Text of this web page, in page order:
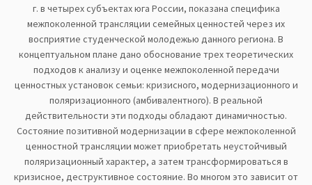
г. в четырех субъектах юга России, показана специфика
межпоколенной трансляции семейных ценностей через их
восприятие студенческой молодежью данного региона. В
концептуальном плане дано обоснование трех теоретических
подходов к анализу и оценке межпоколенной передачи
ценностных установок семьи: кризисного, модернизационного и
поляризационного (амбивалентного). В реальной
действительности эти подходы обладают динамичностью.
Состояние позитивной модернизации в сфере межпоколенной
ценностной трансляции может приобретать неустойчивый
поляризационный характер, а затем трансформироваться в
кризисное, деструктивное состояние. Во многом это зависит от